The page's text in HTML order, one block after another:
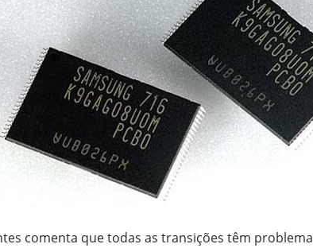
comenta que todas as transições têm